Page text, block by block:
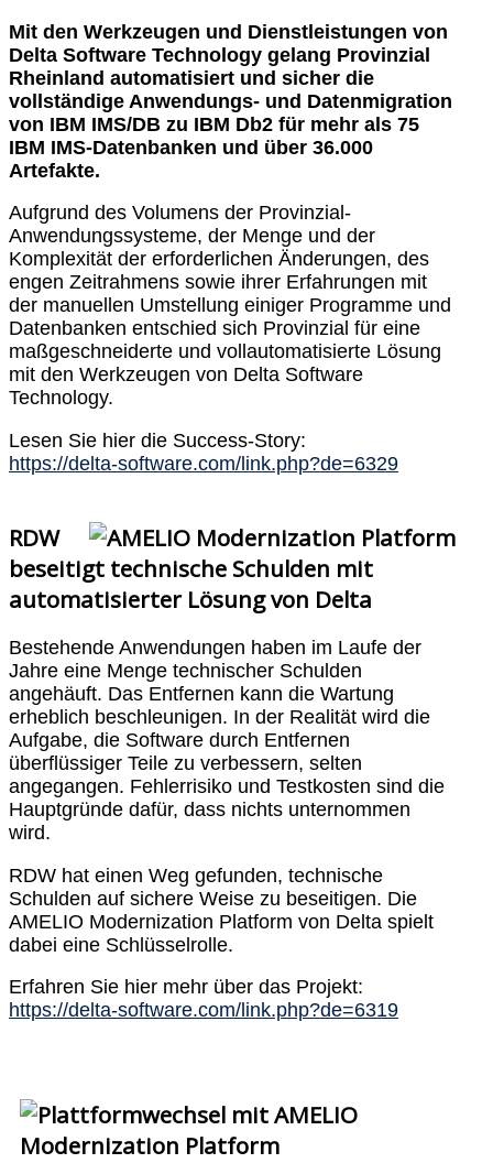
Mit den Werkzeugen und Dienstleistungen von
Delta Software Technology gelang Provinzial
Rheinland automatisiert und sicher die
vollständige Anwendungs- und Datenmigration
von IBM IMS/DB zu IBM Db2 für mehr als 75
IBM IMS-Datenbanken und über 36.000
Artefakte.
Aufgrund des Volumens der Provinzial-
Anwendungssysteme, der Menge und der
Komplexität der erforderlichen Änderungen, des
engen Zeitrahmens sowie ihrer Erfahrungen mit
der manuellen Umstellung einiger Programme und
Datenbanken entschied sich Provinzial für eine
maßgeschneiderte und vollautomatisierte Lösung
mit den Werkzeugen von Delta Software
Technology.
Lesen Sie hier die Success-Story:
https://delta-software.com/link.php?de=6329
RDW
beseitigt technische Schulden mit
automatisierter Lösung von Delta
Bestehende Anwendungen haben im Laufe der
Jahre eine Menge technischer Schulden
angehäuft. Das Entfernen kann die Wartung
erheblich beschleunigen. In der Realität wird die
Aufgabe, die Software durch Entfernen
überflüssiger Teile zu verbessern, selten
angegangen. Fehlerrisiko und Testkosten sind die
Hauptgründe dafür, dass nichts unternommen
wird.
RDW hat einen Weg gefunden, technische
Schulden auf sichere Weise zu beseitigen. Die
AMELIO Modernization Platform von Delta spielt
dabei eine Schlüsselrolle.
Erfahren Sie hier mehr über das Projekt:
https://delta-software.com/link.php?de=6319